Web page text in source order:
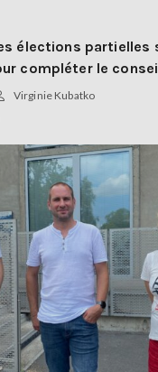
élections partielles
compléter le
Virginie Kubatko